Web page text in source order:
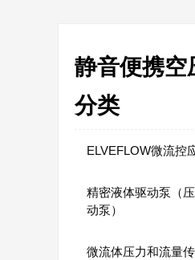
静音便携
分类
ELVEFLOW微流控
精密液体驱动泵（
动泵）
微流体压力和流量